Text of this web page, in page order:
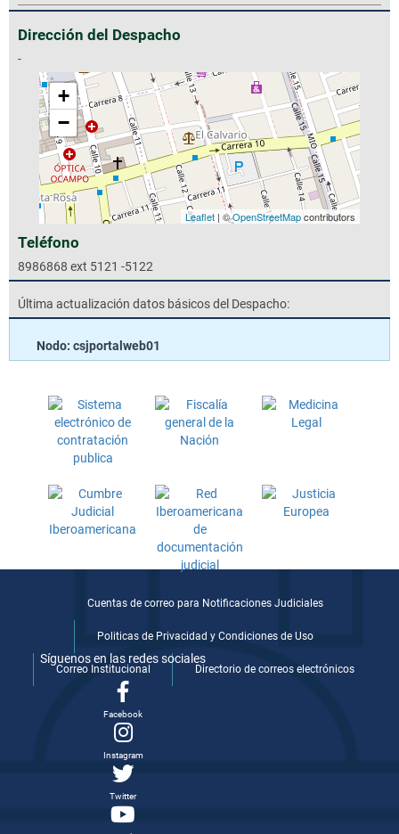
Dirección del Despacho
-
+
−
Leaflet| ©OpenStreetMapcontributors
Teléfono
8986868 ext 5121 -5122
Última actualización datos básicos del Despacho:
Nodo: csjportalweb01
Cuentas de correo para Notificaciones Judiciales
Politicas de Privacidad y Condiciones de Uso
Correo Institucional Directorio de correos electrónicos
Síguenos en las redes sociales
Facebook
Instagram
Twitter